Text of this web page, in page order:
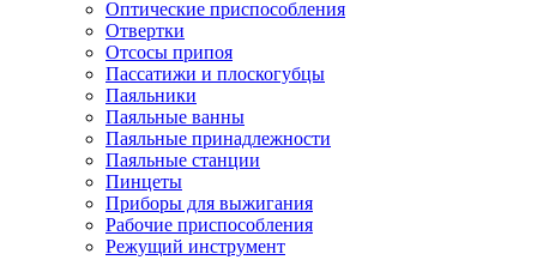
Оптические приспособления
Отвертки
Отсосы припоя
Пассатижи и плоскогубцы
Паяльники
Паяльные ванны
Паяльные принадлежности
Паяльные станции
Пинцеты
Приборы для выжигания
Рабочие приспособления
Режущий инструмент